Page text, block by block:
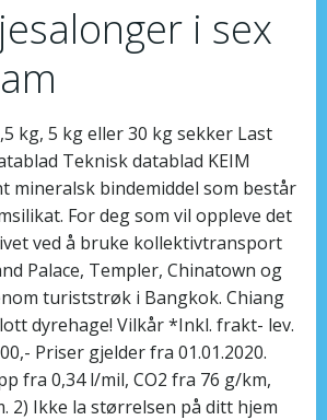
i sex
kg, 5 kg eller 30 kg sekker Last
Teknisk datablad KEIM
mineralsk bindemiddel som består
For deg som vil oppleve det
ved å bruke kollektivtransport
Palace, Templer, Chinatown og
turiststrøk i Bangkok. Chiang
dyrehage! Vilkår *Inkl. frakt- lev.
Priser gjelder fra 01.01.2020.
fra 0,34 l/mil, CO2 fra 76 g/km,
2) Ikke la størrelsen på ditt hjem